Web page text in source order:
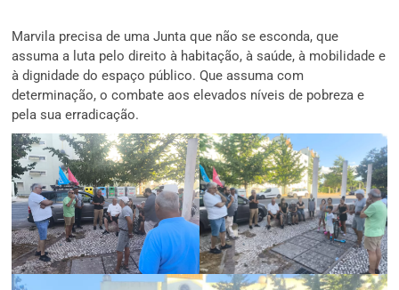
Marvila precisa de uma Junta que não se esconda, que
assuma a luta pelo direito à habitação, à saúde, à mobilidade e
à dignidade do espaço público. Que assuma com
determinação, o combate aos elevados níveis de pobreza e
pela sua erradicação.